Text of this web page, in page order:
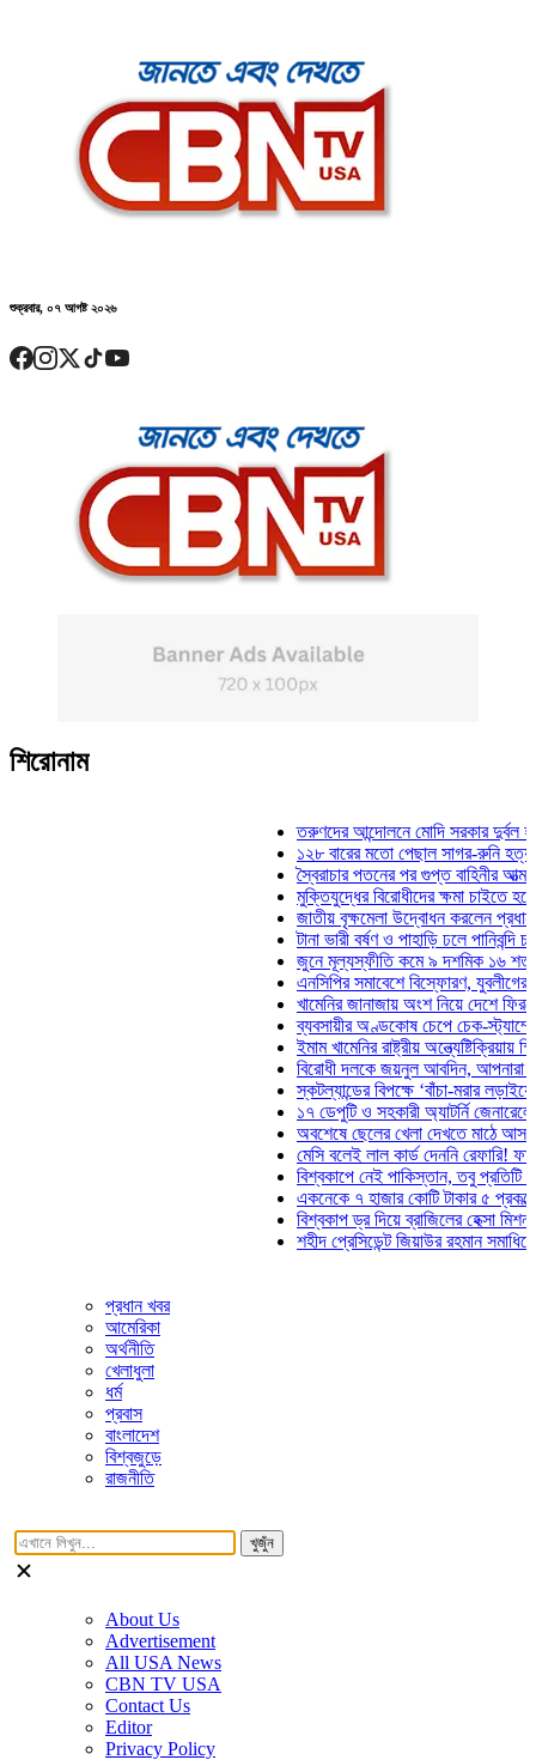
শুক্রবার, ০৭ আগষ্ট ২০২৬
শিরোনাম
তরুণদের আন্দোলনে মোদি সরকার দুর্বল হয়েছে:
১২৮ বারের মতো পেছাল সাগর-রুনি হত্যা
স্বৈরাচার পতনের পর গুপ্ত বাহিনীর আত্মপ্রকাশ:
মুক্তিযুদ্ধের বিরোধীদের ক্ষমা চাইতে হবে:
জাতীয় বৃক্ষমেলা উদ্বোধন করলেন প্রধানমন্ত্রী
টানা ভারী বর্ষণ ও পাহাড়ি ঢলে পানিবন্দি
জুনে মূল্যস্ফীতি কমে ৯ দশমিক ১৬ শতাংশ
এনসিপির সমাবেশে বিস্ফোরণ, যুবলীগের দুই
খামেনির জানাজায় অংশ নিয়ে দেশে ফিরলেন
ব্যবসায়ীর অণ্ডকোষ চেপে চেক-স্ট্যাম্পে
ইমাম খামেনির রাষ্ট্রীয় অন্ত্যেষ্টিক্রিয়ায়
বিরোধী দলকে জয়নুল আবদিন, আপনারা ৭১
স্কটল্যান্ডের বিপক্ষে ‘বাঁচা-মরার লড়াইয়ে’
১৭ ডেপুটি ও সহকারী অ্যাটর্নি জেনারেলের
অবশেষে ছেলের খেলা দেখতে মাঠে আসছেন
মেসি বলেই লাল কার্ড দেননি রেফারি! ফাউল
বিশ্বকাপে নেই পাকিস্তান, তবু প্রতিটি গোলে
একনেকে ৭ হাজার কোটি টাকার ৫ প্রকল্পের
বিশ্বকাপ ড্র দিয়ে ব্রাজিলের হেক্সা মিশন শুরু
শহীদ প্রেসিডেন্ট জিয়াউর রহমান সমাধিতে
প্রধান খবর
আমেরিকা
অর্থনীতি
খেলাধুলা
ধর্ম
প্রবাস
বাংলাদেশ
বিশ্বজুড়ে
রাজনীতি
খুজুঁন
About Us
Advertisement
All USA News
CBN TV USA
Contact Us
Editor
Privacy Policy